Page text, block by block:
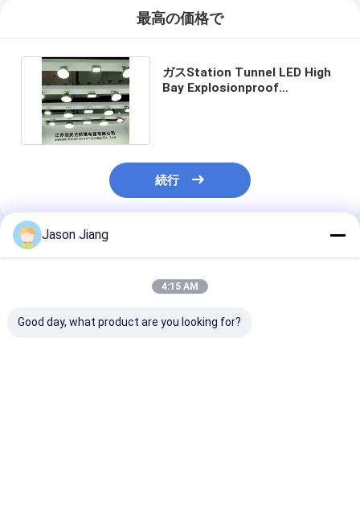
最高の価格で
ガスStation Tunnel LED High
Bay Explosionproof
続行
推薦されたプロダクト
Jason Jiang
4:15 AM
Good day, what product are you looking for?